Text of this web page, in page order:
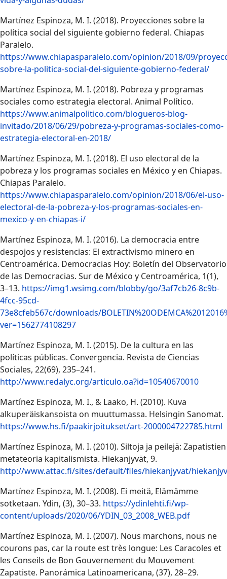
Martínez Espinoza, M. I. (2018). Proyecciones sobre la
política social del siguiente gobierno federal. Chiapas
Paralelo.
https://www.chiapasparalelo.com/opinion/2018/09/
sobre-la-politica-social-del-siguiente-gobierno-federal/
Martínez Espinoza, M. I. (2018). Pobreza y programas
sociales como estrategia electoral. Animal Político.
https://www.animalpolitico.com/blogueros-blog-
invitado/2018/06/29/pobreza-y-programas-sociales-como-
estrategia-electoral-en-2018/
Martínez Espinoza, M. I. (2018). El uso electoral de la
pobreza y los programas sociales en México y en Chiapas.
Chiapas Paralelo.
https://www.chiapasparalelo.com/opinion/2018/06/el-uso-
electoral-de-la-pobreza-y-los-programas-sociales-en-
mexico-y-en-chiapas-i/
Martínez Espinoza, M. I. (2016). La democracia entre
despojos y resistencias: El extractivismo minero en
Centroamérica. Democracias Hoy: Boletín del Observatorio
de las Democracias. Sur de México y Centroamérica, 1(1),
3–13. https://img1.wsimg.com/blobby/go/3af7cb26-8c9b-
4fcc-95cd-
73e8cfeb567c/downloads/
ver=1562774108297
Martínez Espinoza, M. I. (2015). De la cultura en las
políticas públicas. Convergencia. Revista de Ciencias
Sociales, 22(69), 235–241.
http://www.redalyc.org/articulo.oa?id=10540670010
Martínez Espinoza, M. I., & Laako, H. (2010). Kuva
alkuperäiskansoista on muuttumassa. Helsingin Sanomat.
https://www.hs.fi/paakirjoitukset/art-2000004722785.html
Martínez Espinoza, M. I. (2010). Siltoja ja peilejä: Zapatistien
metateoria kapitalismista. Hiekanjyvät, 9.
http://www.attac.fi/sites/default/files/hiekanjyvat/
Martínez Espinoza, M. I. (2008). Ei meitä, Elämämme
sotketaan. Ydin, (3), 30–33. https://ydinlehti.fi/wp-
content/uploads/2020/06/YDIN_03_2008_WEB.pdf
Martínez Espinoza, M. I. (2007). Nous marchons, nous ne
courons pas, car la route est très longue: Les Caracoles et
les Conseils de Bon Gouvernement du Mouvement
Zapatiste. Panorámica Latinoamericana, (37), 28–29.